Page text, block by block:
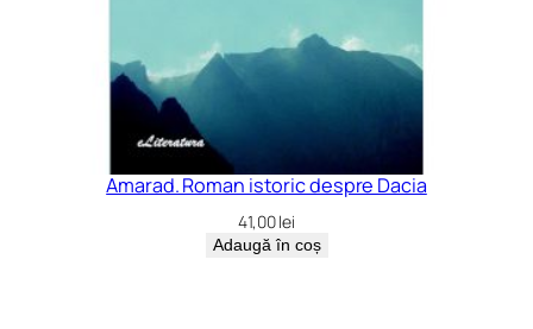
Amarad. Roman istoric despre Dacia
41,00lei
Adaugă în coș